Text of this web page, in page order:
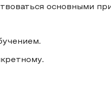
основными